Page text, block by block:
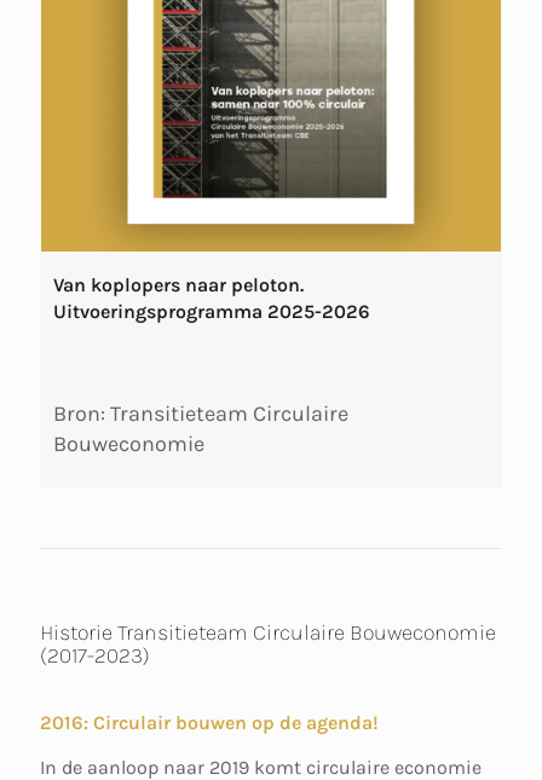
Van koplopers naar peloton.
Uitvoeringsprogramma 2025-2026
Bron: Transitieteam Circulaire
Bouweconomie
Historie Transitieteam Circulaire Bouweconomie
(2017-2023)
2016: Circulair bouwen op de agenda!
In de aanloop naar 2019 komt circulaire economie